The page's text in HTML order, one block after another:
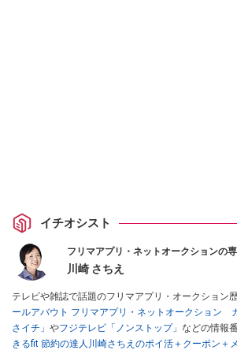
イチオシスト
フリマアプリ・ネットオークションの
川崎 さちえ
テレビや雑誌で話題のフリマアプリ・オークション
ールアバウト フリマアプリ・ネットオークション
さイチ」 やフジテレビ「ノンストップ」 などの情報
きるfit 節約の達人川崎さちえのポイ活＋クーポン＋